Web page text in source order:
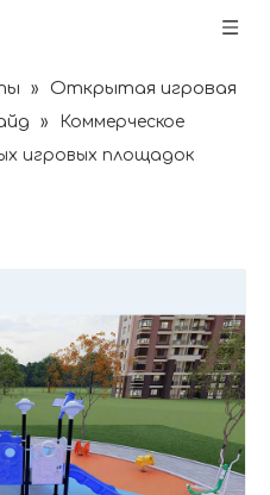
»
Открытая игровая
»
Коммерческое
игровых площадок